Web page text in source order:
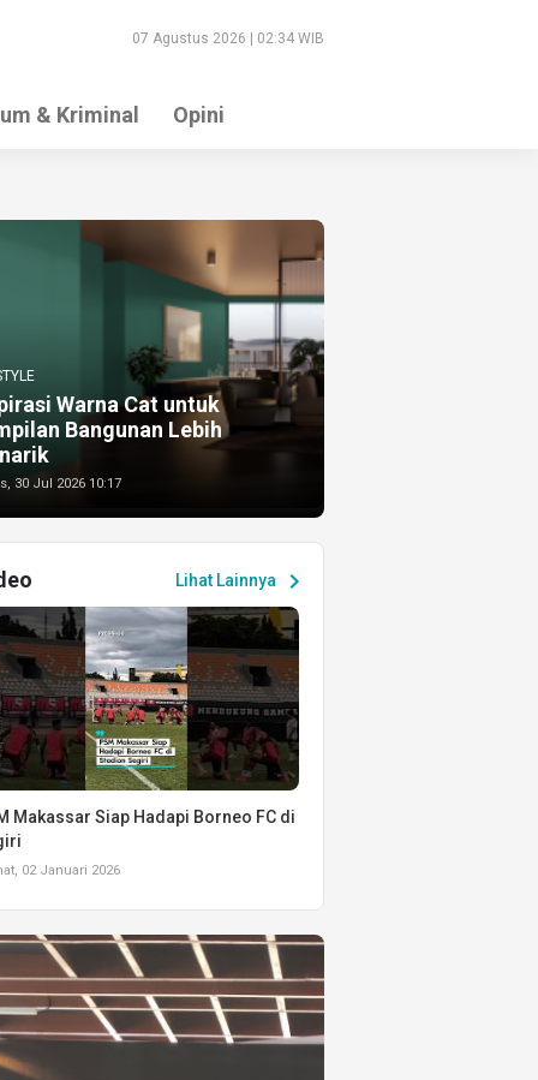
07 Agustus 2026 | 02:34 WIB
& Kriminal Opini
Warna Cat untuk
Bangunan Lebih
30 Jul 2026 10:17
Lihat Lainnya chevron_right
Makassar Siap Hadapi Borneo FC di
02 Januari 2026